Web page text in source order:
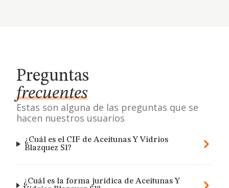
Preguntas
frecuentes
Estas son alguna de las preguntas que se
hacen nuestros usuarios
¿Cuál es el CIF de Aceitunas Y Vidrios
Blazquez Sl?
¿Cuál es la forma jurídica de Aceitunas Y